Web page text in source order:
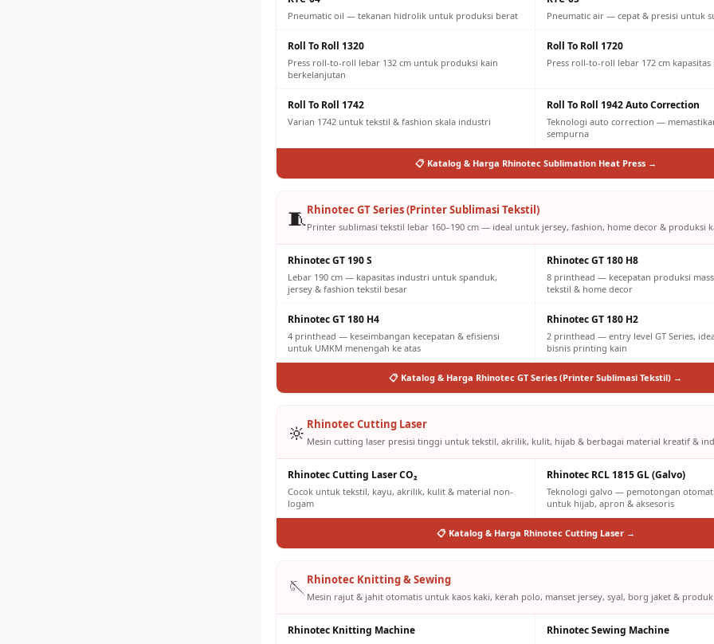
Pneumatic oil — tekanan hidrolik untuk produksi berat Pneumatic air — cepat & presisi untuk
Roll To Roll 1320
Press roll-to-roll lebar 132 cm untuk produksi kain
berkelanjutan
Roll To Roll 1720
Press roll-to-roll lebar 172 cm
Roll To Roll 1742
Varian 1742 untuk tekstil & fashion skala industri
Roll To Roll 1942 Auto Correction
Teknologi auto correction —
sempurna
📋 Katalog & Harga Rhinotec Sublimation Heat Press →
🧵Rhinotec GT Series (Printer Sublimasi Tekstil)
Printer sublimasi tekstil lebar 160–190 cm — ideal untuk jersey, fashion, home decor & produksi
Rhinotec GT 190 S
Lebar 190 cm — kapasitas industri untuk spanduk,
jersey & fashion tekstil besar
Rhinotec GT 180 H8
8 printhead — kecepatan produksi
tekstil & home decor
Rhinotec GT 180 H4
4 printhead — keseimbangan kecepatan & efisiensi
untuk UMKM menengah ke atas
Rhinotec GT 180 H2
2 printhead — entry level GT Series,
bisnis printing kain
📋 Katalog & Harga Rhinotec GT Series (Printer Sublimasi Tekstil) →
🔆 Rhinotec Cutting Laser
Mesin cutting laser presisi tinggi untuk tekstil, akrilik, kulit, hijab & berbagai material kreatif &
Rhinotec Cutting Laser CO₂
Cocok untuk tekstil, kayu, akrilik, kulit & material non-
logam
Rhinotec RCL 1815 GL (Galvo)
Teknologi galvo — pemotongan
untuk hijab, apron & aksesoris
📋 Katalog & Harga Rhinotec Cutting Laser →
🪡Rhinotec Knitting & Sewing
Mesin rajut & jahit otomatis untuk kaos kaki, kerah polo, manset jersey, syal, borg jaket &
Rhinotec Knitting Machine Rhinotec Sewing Machine